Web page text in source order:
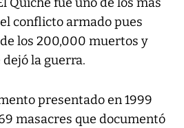
Quiché fue uno de los más
conflicto armado pues
los 200,000 muertos y
la guerra.
presentado en 1999
masacres que documentó